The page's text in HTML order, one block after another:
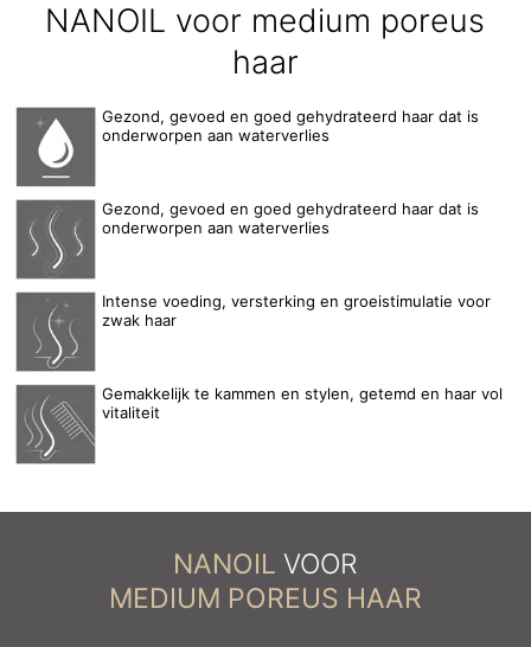
NANOIL voor medium poreus
haar
Gezond, gevoed en goed gehydrateerd haar dat is
onderworpen aan waterverlies
Gezond, gevoed en goed gehydrateerd haar dat is
onderworpen aan waterverlies
Intense voeding, versterking en groeistimulatie voor
zwak haar
Gemakkelijk te kammen en stylen, getemd en haar vol
vitaliteit
NANOIL VOOR
MEDIUM POREUS HAAR